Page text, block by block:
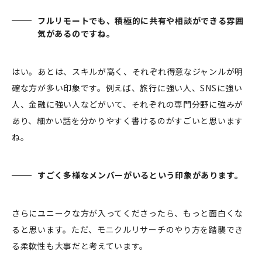
フルリモートでも、積極的に共有や相談ができる雰囲
気があるのですね。
はい。あとは、スキルが高く、それぞれ得意なジャンルが明
確な方が多い印象です。例えば、旅行に強い人、SNSに強い
人、金融に強い人などがいて、それぞれの専門分野に強みが
あり、細かい話を分かりやすく書けるのがすごいと思います
ね。
すごく多様なメンバーがいるという印象があります。
さらにユニークな方が入ってくださったら、もっと面白くな
ると思います。ただ、モニクルリサーチのやり方を踏襲でき
る柔軟性も大事だと考えています。